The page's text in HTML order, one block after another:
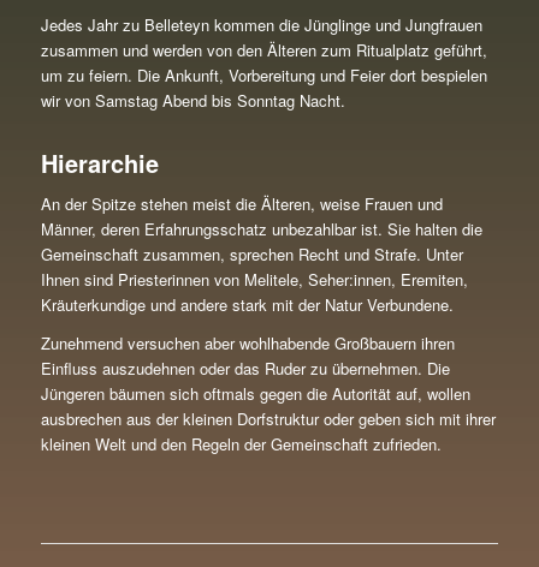
Jedes Jahr zu Belleteyn kommen die Jünglinge und Jungfrauen
zusammen und werden von den Älteren zum Ritualplatz geführt,
um zu feiern. Die Ankunft, Vorbereitung und Feier dort bespielen
wir von Samstag Abend bis Sonntag Nacht.
Hierarchie
An der Spitze stehen meist die Älteren, weise Frauen und
Männer, deren Erfahrungsschatz unbezahlbar ist. Sie halten die
Gemeinschaft zusammen, sprechen Recht und Strafe. Unter
Ihnen sind Priesterinnen von Melitele, Seher:innen, Eremiten,
Kräuterkundige und andere stark mit der Natur Verbundene.
Zunehmend versuchen aber wohlhabende Großbauern ihren
Einfluss auszudehnen oder das Ruder zu übernehmen. Die
Jüngeren bäumen sich oftmals gegen die Autorität auf, wollen
ausbrechen aus der kleinen Dorfstruktur oder geben sich mit ihrer
kleinen Welt und den Regeln der Gemeinschaft zufrieden.